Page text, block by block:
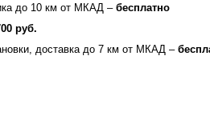
до 10 км от МКАД –бесплатно
руб.
доставка до 7 км от МКАД –